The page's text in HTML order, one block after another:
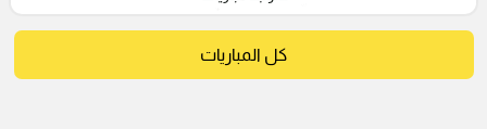
كل المباريات